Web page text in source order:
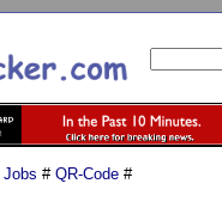
Jobs # QR-Code #